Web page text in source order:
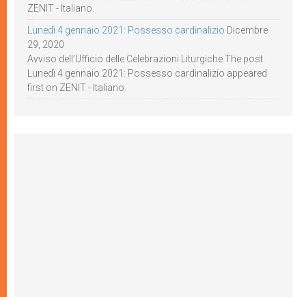
ZENIT - Italiano.
Lunedì 4 gennaio 2021: Possesso cardinalizio Dicembre
29, 2020
Avviso dell’Ufficio delle Celebrazioni Liturgiche The post
Lunedì 4 gennaio 2021: Possesso cardinalizio appeared
first on ZENIT - Italiano.